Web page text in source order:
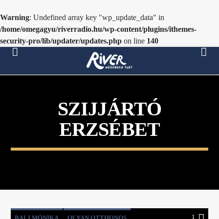
Warning: Undefined array key "wp_update_data" in
/home/omegagyu/riverradio.hu/wp-content/plugins/ithemes-
security-pro/lib/updater/updates.php on line 140
SZIJJÁRTÓ
ERZSÉBET
1